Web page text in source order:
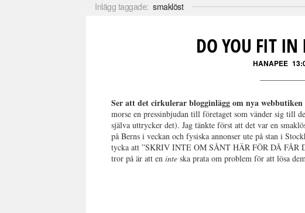
Inlägg taggade: smaklöst
DO YOU FIT
HANAPEE
Ser att det cirkulerar blogginlägg om nya
morse en pressinbjudan till företaget som vänder sig till
själva uttrycker det). Jag tänkte först att det var en
på Berns i veckan och fysiska annonser ute på stan i
tycka att ”SKRIV INTE OM SÅNT HÄR FÖR DÅ
tror på är att en inteska prata om problem för att lösa